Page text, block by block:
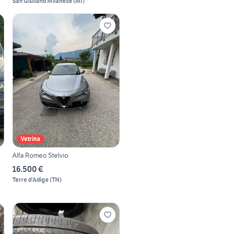
Vetrina
Alfa Romeo Stelvio
16.500 €
Terre d'Adige(TN)